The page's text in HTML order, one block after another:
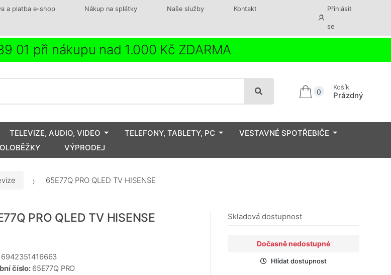
a platba e-shop Nákup na splátky Naše služby Kontakt Přihlásit
se
01 při nákupu nad 1.000 Kč ZDARMA
0
Košík
Prázdný
TELEVIZE, AUDIO, VIDEO TELEFONY, TABLETY, PC
VESTAVNÉ SPOTŘEBIČE
VÝPRODEJ
65E77Q PRO QLED TV HISENSE
PRO QLED TV HISENSE
6942351416663
číslo: 65E77Q PRO
Skladová dostupnost
Dočasně nedostupné
Hlídat dostupnost